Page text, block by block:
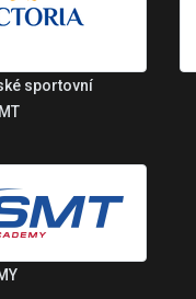
sportovní